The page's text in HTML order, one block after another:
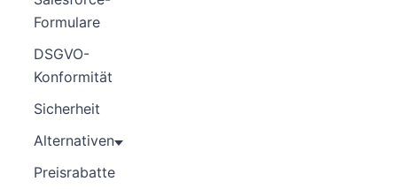
Formulare
DSGVO-
Konformität
Sicherheit
Alternativen
Preisrabatte